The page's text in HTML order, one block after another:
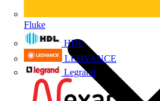
Fluke
HDL
LEDVANCE
Legrand